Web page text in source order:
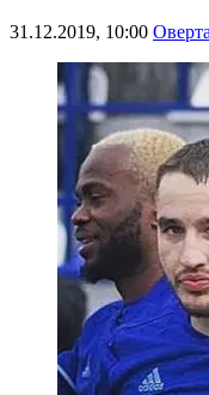
31.12.2019, 10:00